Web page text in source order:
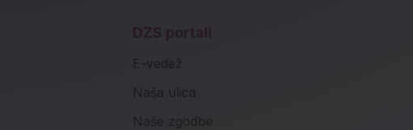
DZS portali
E-vedež
Naša ulica
Naše zgodbe